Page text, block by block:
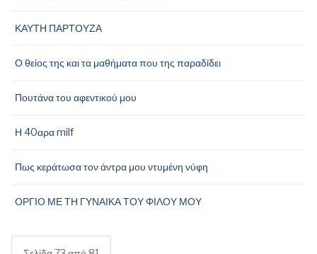
ΚΑΥΤΗ ΠΑΡΤΟΥΖΑ
Ο θείος της και τα μαθήματα που της παραδίδει
Πουτάνα του αφεντικού μου
Η 40αρα milf
Πως κεράτωσα τον άντρα μου ντυμένη νύφη
ΟΡΓΙΟ ΜΕ ΤΗ ΓΥΝΑΙΚΑ ΤΟΥ ΦΙΛΟΥ ΜΟΥ